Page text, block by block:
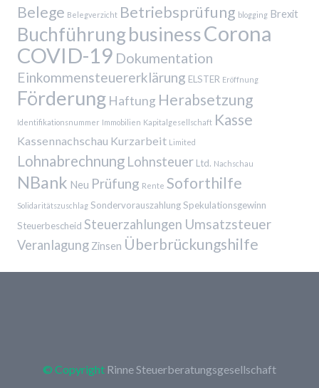
Belege Belegverzicht Betriebsprüfung blogging Brexit
BuchführungbusinessCorona
COVID-19 Dokumentation
Einkommensteuererklärung ELSTER Eröffnung
Förderung Haftung Herabsetzung
Identifikationsnummer Immobilien Kapitalgesellschaft Kasse
Kassennachschau Kurzarbeit Limited
Lohnabrechnung Lohnsteuer Ltd. Nachschau
NBank Neu Prüfung Rente Soforthilfe
Solidaritätszuschlag SondervorauszahlungSpekulationsgewinn
Steuerbescheid Steuerzahlungen Umsatzsteuer
Veranlagung Zinsen Überbrückungshilfe
© Copyright Rinne Steuerberatungsgesellschaft